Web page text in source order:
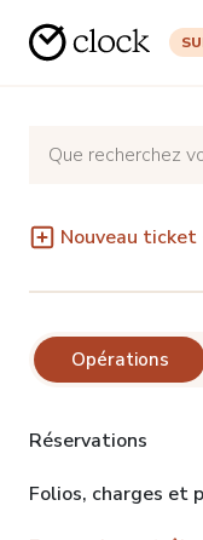
Nouveau ticket
Opérations
Réservations
Folios, charges et